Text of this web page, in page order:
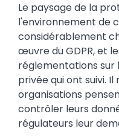
Le paysage de la
l'environnement de
considérablement
œuvre du GDPR, et
réglementations
privée qui ont suivi.
organisations
contrôler leurs
régulateurs leur